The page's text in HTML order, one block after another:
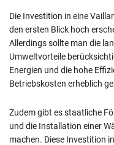
Die Investition in eine
den ersten Blick hoch
Allerdings sollte man die
Umweltvorteile
Energien und die hohe
Betriebskosten erheblich
Zudem gibt es staatliche
und die Installation einer
machen. Diese Investition